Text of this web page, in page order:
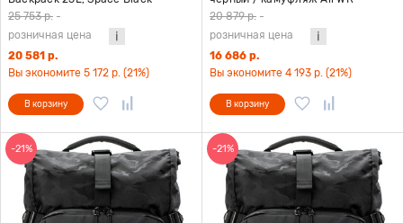
25 753 р. -
розничная цена
20 581 р.
Вы экономите 5 172 р. (21%)
В корзину
20 879 р. -
розничная цена
16 686 р.
Вы экономите 4 193 р. (21%)
В корзину
-21% -21%